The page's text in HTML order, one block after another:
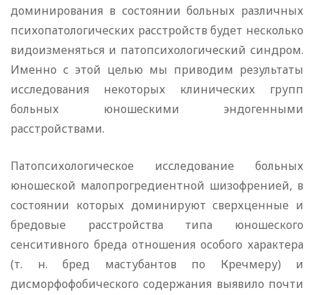
доминирования в состоянии больных различных
психопатологических расстройств будет несколько
видоизменяться и патопсихологический синдром.
Именно с этой целью мы приводим результаты
исследования некоторых клинических групп
больных юношескими эндогенными
расстройствами.
Патопсихологическое исследование больных
юношеской малопрогредиентной шизофренией, в
состоянии которых доминируют сверхценные и
бредовые расстройства типа юношеского
сенситивного бреда отношения особого характера
(т. н. бред мастубантов по Кречмеру) и
дисморфофобического содержания выявило почти